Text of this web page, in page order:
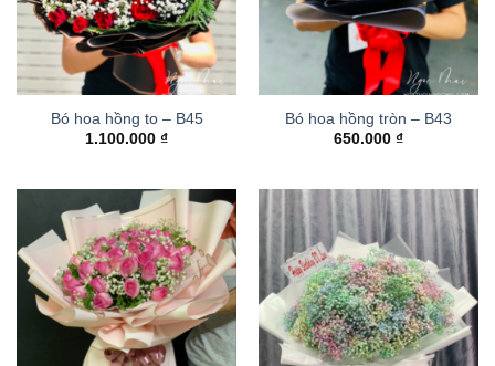
Bó hoa hồng to – B45
1.100.000 ₫
Bó hoa hồng tròn – B43
650.000 ₫